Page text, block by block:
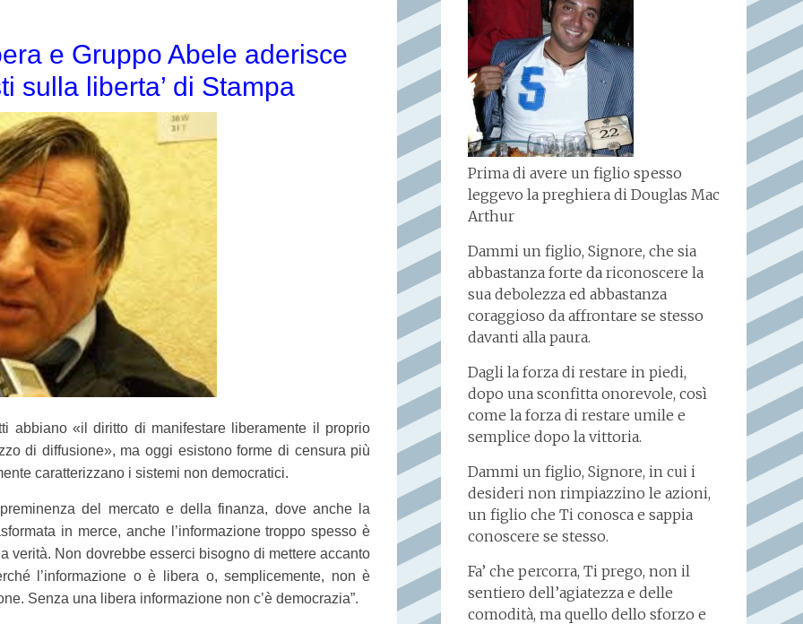
e Gruppo Abele aderisce
sulla liberta’ di Stampa
abbiano «il diritto di manifestare liberamente il proprio
di diffusione», ma oggi esistono forme di censura più
caratterizzano i sistemi non democratici.
del mercato e della finanza, dove anche la
in merce, anche l’informazione troppo spesso è
verità. Non dovrebbe esserci bisogno di mettere accanto
l’informazione o è libera o, semplicemente, non è
Senza una libera informazione non c’è democrazia”.
Prima di avere un figlio spesso
leggevo la preghiera di Douglas Mac
Arthur
Dammi un figlio, Signore, che sia
abbastanza forte da riconoscere la
sua debolezza ed abbastanza
coraggioso da affrontare se stesso
davanti alla paura.
Dagli la forza di restare in piedi,
dopo una sconfitta onorevole, così
come la forza di restare umile e
semplice dopo la vittoria.
Dammi un figlio, Signore, in cui i
desideri non rimpiazzino le azioni,
un figlio che Ti conosca e sappia
conoscere se stesso.
Fa’ che percorra, Ti prego, non il
sentiero dell’agiatezza e delle
comodità, ma quello dello sforzo e